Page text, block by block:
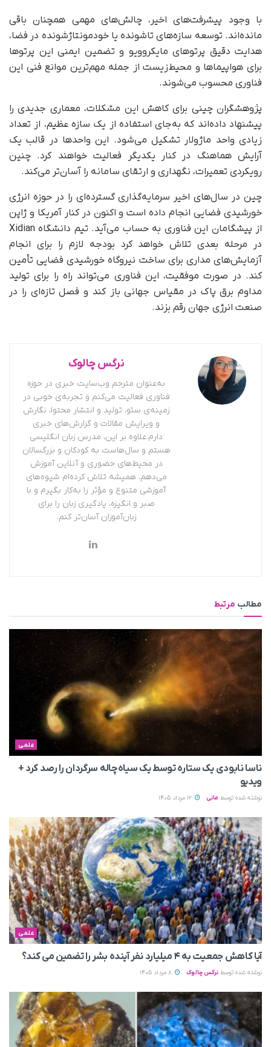
با وجود پیشرفت‌های اخیر، چالش‌های مهمی همچنان باقی
مانده‌اند. توسعه سازه‌های تاشونده یا خودمونتاژشونده در فضا،
هدایت دقیق پرتوهای مایکروویو و تضمین ایمنی این پرتوها
برای هواپیماها و محیط‌زیست از جمله مهم‌ترین موانع فنی این
فناوری محسوب می‌شوند.
پژوهشگران چینی برای کاهش این مشکلات، معماری جدیدی را
پیشنهاد داده‌اند که به‌جای استفاده از یک سازه عظیم، از تعداد
زیادی واحد ماژولار تشکیل می‌شود. این واحدها در قالب یک
آرایش هماهنگ در کنار یکدیگر فعالیت خواهند کرد. چنین
رویکردی تعمیرات، نگهداری و ارتقای سامانه را آسان‌تر می‌کند.
چین در سال‌های اخیر سرمایه‌گذاری گسترده‌ای را در حوزه انرژی
خورشیدی فضایی انجام داده است و اکنون در کنار آمریکا و ژاپن
از پیشگامان این فناوری به حساب می‌آید. تیم دانشگاه Xidian
در مرحله بعدی تلاش خواهد کرد بودجه لازم را برای انجام
آزمایش‌های مداری برای ساخت نیروگاه خورشیدی فضایی تأمین
کند. در صورت موفقیت، این فناوری می‌تواند راه را برای تولید
مداوم برق پاک در مقیاس جهانی باز کند و فصل تازه‌ای را در
صنعت انرژی جهان رقم بزند.
نرگس چالوک
به‌عنوان مترجم وب‌سایت خبری در حوزه
فناوری فعالیت می‌کنم و تجربه‌ی خوبی در
زمینه‌ی سئو، تولید و انتشار محتوا، نگارش
و ویرایش مقالات و گزارش‌های خبری
دارم.علاوه بر این، مدرس زبان انگلیسی
هستم و سال‌هاست به کودکان و بزرگسالان
در محیط‌های حضوری و آنلاین آموزش
می‌دهم. همیشه تلاش کرده‌ام شیوه‌های
آموزشی متنوع و مؤثر را به‌کار بگیرم و با
صبر و انگیزه، یادگیری زبان را برای
زبان‌آموزان آسان‌تر کنم.
مطالب مرتبط
علمی
ناسا نابودی یک ستاره توسط یک سیاه‌چاله سرگردان را رصد کرد +
ویدیو
نوشته شده توسط مانی
علمی
آیا کاهش جمعیت به ۴ میلیارد نفر آینده بشر را تضمین می‌ کند؟
نوشته شده توسط نرگس چالوک